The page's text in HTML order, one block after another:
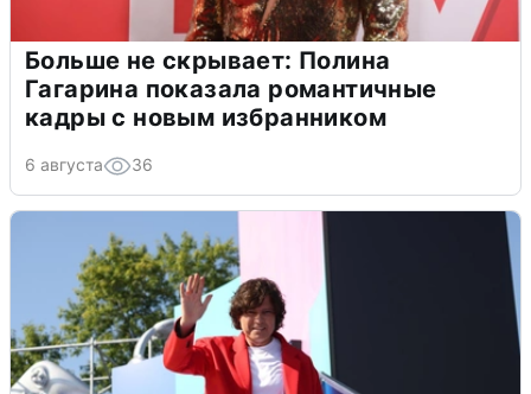
Больше не скрывает: Полина
Гагарина показала романтичные
кадры с новым избранником
6 августа 36